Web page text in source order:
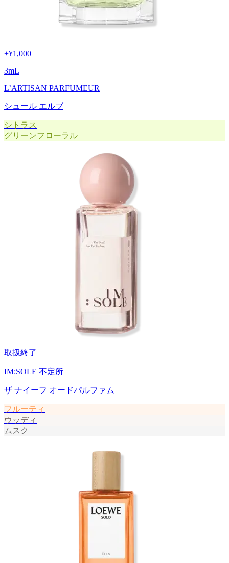
+¥1,000
3mL
L’ARTISAN PARFUMEUR
シュール エルブ
シトラス
グリーンフローラル
取扱終了
IM:SOLE 不定所
ザ ナイーフ オードパルファム
フルーティ
ウッディ
ムスク